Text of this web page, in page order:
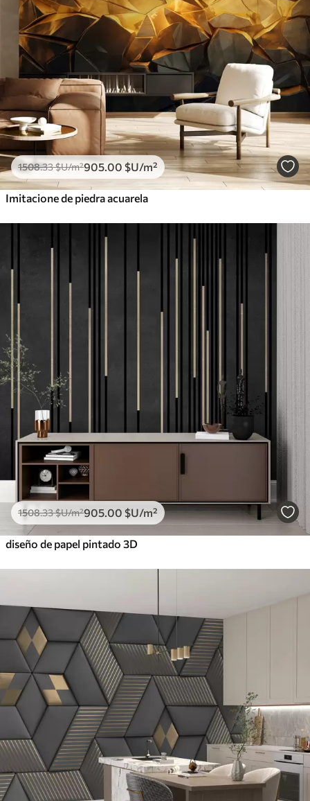
1508.33$U/m²905 .00 $U/m²
Imitacione de piedra acuarela
1508.33$U/m²905 .00 $U/m²
diseño de papel pintado 3D